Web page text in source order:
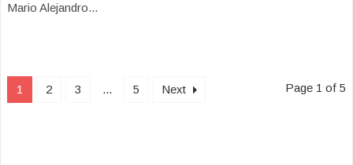
Mario Alejandro...
1 2 3 ... 5 Next Page 1 of 5